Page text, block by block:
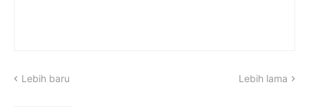
Lebih baru Lebih lama